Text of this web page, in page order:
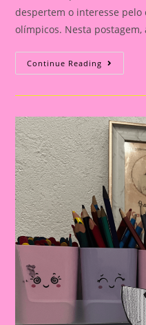
despertem o interesse pelo
olímpicos. Nesta
Continue Reading Atividade
Com